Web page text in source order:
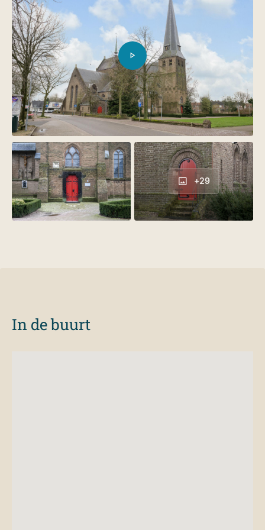
– Religieus erfgoed
– Rijksmonument
– Netto vloeroppervlakte: 1150 m²
– Perceeloppervlakte: circa 4.900 m²
– Uitgebreide herontwikkelingsmogelijkheden
– Uitstekend onderhouden
– Fraaie oorspronkelijke elementen
– Prachtige glas-in-loodramen
– Verkoopvoorwaarden van toepassing, info bij
makelaar.
landelijk gelegen
Bouwjaar 1150
Isolatie Geen spouw
Verdiepingen 1
Daktype Samengesteld dak
+29
In de buurt